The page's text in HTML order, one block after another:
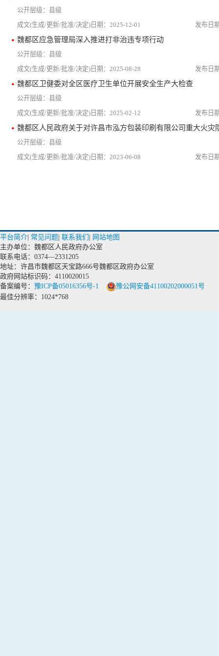
县级
2025-12-01
魏都区应急管理局深入推进打非治违专项行动
县级
2025-08-28
魏都区卫健委对全区医疗卫生单位开展安全生产大检查
县级
2025-02-12
县级
2023-06-08
平台简介 常见问题 联系我们
网站地图
主办单位：魏都区人民政府办公室
联系电话：0374—2331205
地址：许昌市魏都区天宝路666号魏都区政府办公室
政府网站标识码：4110020015
备案编号： 豫ICP备05016356号-1
豫公网安备41100202000051号
最佳分辨率：1024*768